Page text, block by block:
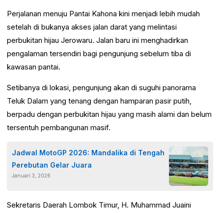
Perjalanan menuju Pantai Kahona kini menjadi lebih mudah
setelah di bukanya akses jalan darat yang melintasi
perbukitan hijau Jerowaru. Jalan baru ini menghadirkan
pengalaman tersendiri bagi pengunjung sebelum tiba di
kawasan pantai.
Setibanya di lokasi, pengunjung akan di suguhi panorama
Teluk Dalam yang tenang dengan hamparan pasir putih,
berpadu dengan perbukitan hijau yang masih alami dan belum
tersentuh pembangunan masif.
Jadwal MotoGP 2026: Mandalika di Tengah
Perebutan Gelar Juara
Januari 3, 2026
Sekretaris Daerah Lombok Timur, H. Muhammad Juaini